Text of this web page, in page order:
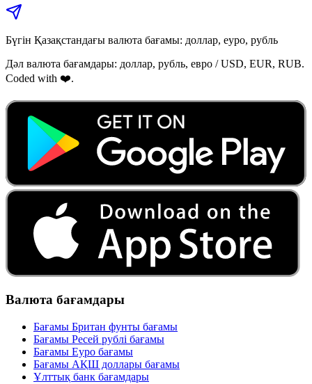
Бүгін Қазақстандағы валюта бағамы: доллар, еуро, рубль
Дәл валюта бағамдары: доллар, рубль, евро / USD, EUR, RUB.
Coded with ❤️.
Валюта бағамдары
Бағамы Британ фунты бағамы
Бағамы Ресей рублі бағамы
Бағамы Еуро бағамы
Бағамы АҚШ доллары бағамы
Ұлттық банк бағамдары